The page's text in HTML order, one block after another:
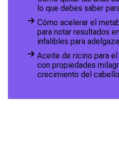
lo que debes saber
Cómo acelerar el
para notar resultados
infalibles para
Aceite de ricino para
con propiedades
crecimiento del cabello